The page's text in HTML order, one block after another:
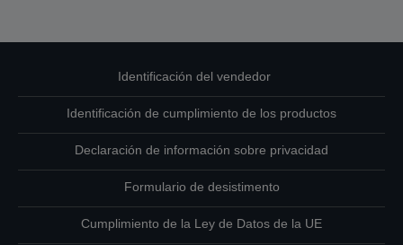
Identificación del vendedor
Identificación de cumplimiento de los productos
Declaración de información sobre privacidad
Formulario de desistimento
Cumplimiento de la Ley de Datos de la UE